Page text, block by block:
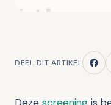
DEEL DIT ARTIKEL